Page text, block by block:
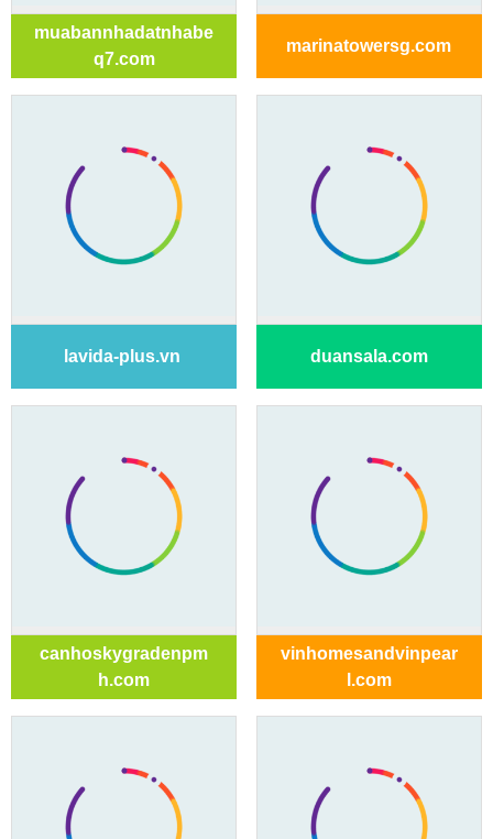
muabannhadatnhabe
q7.com
marinatowersg.com
lavida-plus.vn duansala.com
canhoskygradenpm
h.com
vinhomesandvinpear
l.com